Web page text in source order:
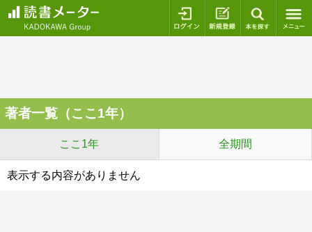
ログイン 新規登録
著者一覧（ここ1年）
ここ1年 全期間
表示する内容がありません